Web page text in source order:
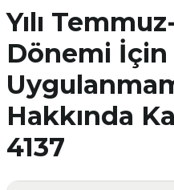
Yılı
Dönemi İçin
Hakkında
4137